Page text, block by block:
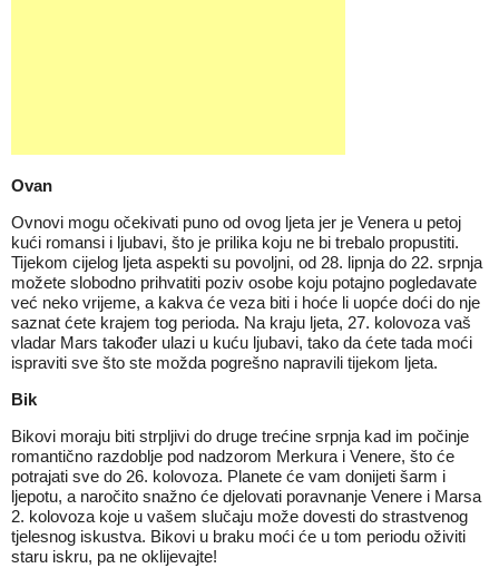
Ovan
Ovnovi mogu očekivati puno od ovog ljeta jer je Venera u petoj
kući romansi i ljubavi, što je prilika koju ne bi trebalo propustiti.
Tijekom cijelog ljeta aspekti su povoljni, od 28. lipnja do 22. srpnja
možete slobodno prihvatiti poziv osobe koju potajno pogledavate
već neko vrijeme, a kakva će veza biti i hoće li uopće doći do nje
saznat ćete krajem tog perioda. Na kraju ljeta, 27. kolovoza vaš
vladar Mars također ulazi u kuću ljubavi, tako da ćete tada moći
ispraviti sve što ste možda pogrešno napravili tijekom ljeta.
Bik
Bikovi moraju biti strpljivi do druge trećine srpnja kad im počinje
romantično razdoblje pod nadzorom Merkura i Venere, što će
potrajati sve do 26. kolovoza. Planete će vam donijeti šarm i
ljepotu, a naročito snažno će djelovati poravnanje Venere i Marsa
2. kolovoza koje u vašem slučaju može dovesti do strastvenog
tjelesnog iskustva. Bikovi u braku moći će u tom periodu oživiti
staru iskru, pa ne oklijevajte!